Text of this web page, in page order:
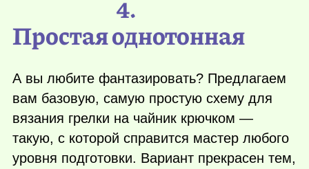
4.
Простая однотонная
А вы любите фантазировать? Предлагаем
вам базовую, самую простую схему для
вязания грелки на чайник крючком —
такую, с которой справится мастер любого
уровня подготовки. Вариант прекрасен тем,